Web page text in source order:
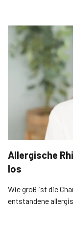
Allergische
los
Wie groß ist die
entstandene